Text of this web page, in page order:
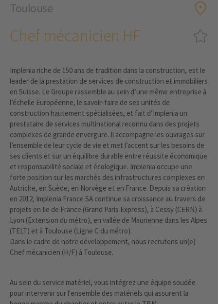
Toulouse
Chef mécanicien HF
Implenia riche de 150 ans de tradition dans la construction, est le
leader de la prestation de services de construction et immobiliers
en Suisse. Le Groupe rassemble au sein d’une même entreprise à
l’échelle Européenne, le savoir-faire de ses unités de
construction hautement spécialisées, et fait d’Implenia un
prestataire de services multinational reconnu dans des projets
complexes de grande envergure. Il accompagne les ouvrages sur
l’ensemble de leur cycle de vie et met l’accent sur les besoins de
ses clients et sur un équilibre durable entre réussite économique
et responsabilité sociale et écologique. Implenia occupe une
forte position sur les marchés des infrastructures complexes en
Autriche, en Suède, en Norvège et en France. Depuis sa création
en 2012, Implenia France SA continue sa croissance au travers de
projets en Ile de France (Grand Paris Express), à Cessy (CERN) à
Lyon (Extension du métro), en vallée de Maurienne dans les Alpes
(TELT) et à Toulouse (Ligne C du métro).
Dans le cadre de notre développement, nous recrutons un(e)
Chef mécanicien (H/F) à Toulouse.
Au sein du service matériel, vous intégrez une équipe soudée
pour intervenir sur l'ensemble des matériels qui assurent la